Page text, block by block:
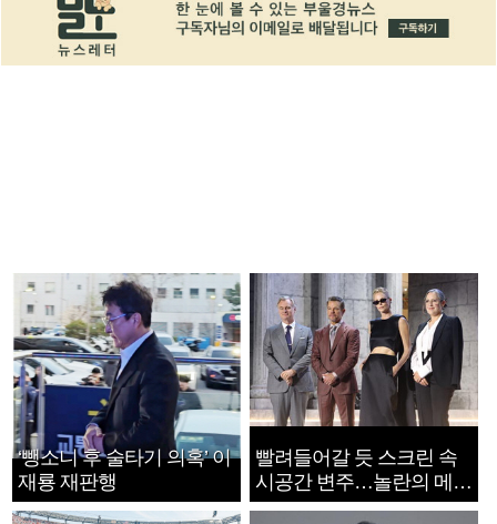
‘뺑소니 후 술타기 의혹’ 이
재룡 재판행
빨려들어갈 듯 스크린 속
시공간 변주…놀란의 메시
지는 ‘전쟁 속죄’